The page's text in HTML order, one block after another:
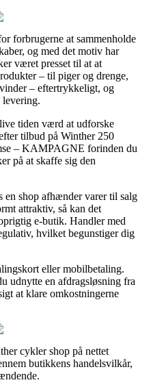
forbrugerne at sammenholde
og med det motiv har
været presset til at at
– til piger og drenge,
– eftertrykkeligt, og
levering.
tiden værd at udforske
tilbud på Winther 250
– KAMPAGNE forinden du
på at skaffe sig den
shop afhænder varer til salg
attraktiv, så kan det
e-butik. Handler med
hvilket begunstiger dig
eller mobilbetaling.
udnytte en afdragsløsning fra
at klare omkostningerne
cykler shop på nettet
butikkens handelsvilkår,